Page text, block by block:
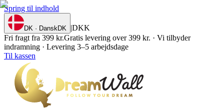
Spring til indhold
DK · DanskDK |DKK
Fri fragt fra 399 kr.Gratis levering over 399 kr. · Vi tilbyder
indramning · Levering 3–5 arbejdsdage
Til kassen